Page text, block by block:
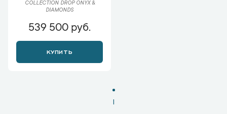
COLLECTION DROP ONYX &
DIAMONDS
539 500 руб.
КУПИТЬ
1